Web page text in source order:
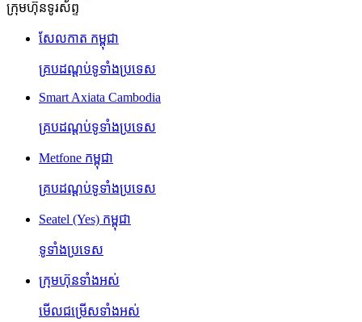
ក្រុមហ៊ុនទូរស័ព្ទ
សែលកាត កម្ពុជា
គ្របដណ្តប់ទូទាំងប្រទេស
Smart Axiata Cambodia
គ្របដណ្តប់ទូទាំងប្រទេស
Metfone កម្ពុជា
គ្របដណ្តប់ទូទាំងប្រទេស
Seatel (Yes) កម្ពុជា
ទូទាំងប្រទេស
ក្រុមហ៊ុនទាំងអស់
មើលជម្រើសទាំងអស់